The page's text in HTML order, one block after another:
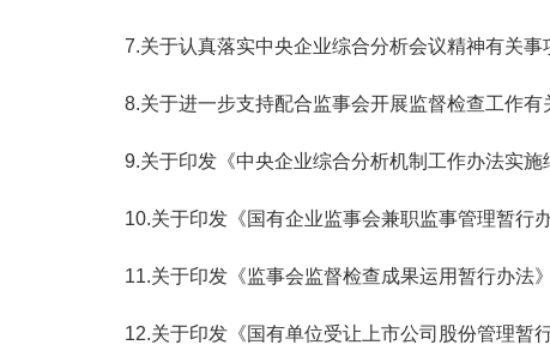
7.关于认真落实中央企业综合分析会议精神有关事
8.关于进一步支持配合监事会开展监督检查工作有
9.关于印发《中央企业综合分析机制工作办法实施
10.关于印发《国有企业监事会兼职监事管理暂行办
11.关于印发《监事会监督检查成果运用暂行办法》
12.关于印发《国有单位受让上市公司股份管理暂行